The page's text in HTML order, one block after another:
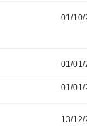
01/10/
01/01/
01/01/
13/12/